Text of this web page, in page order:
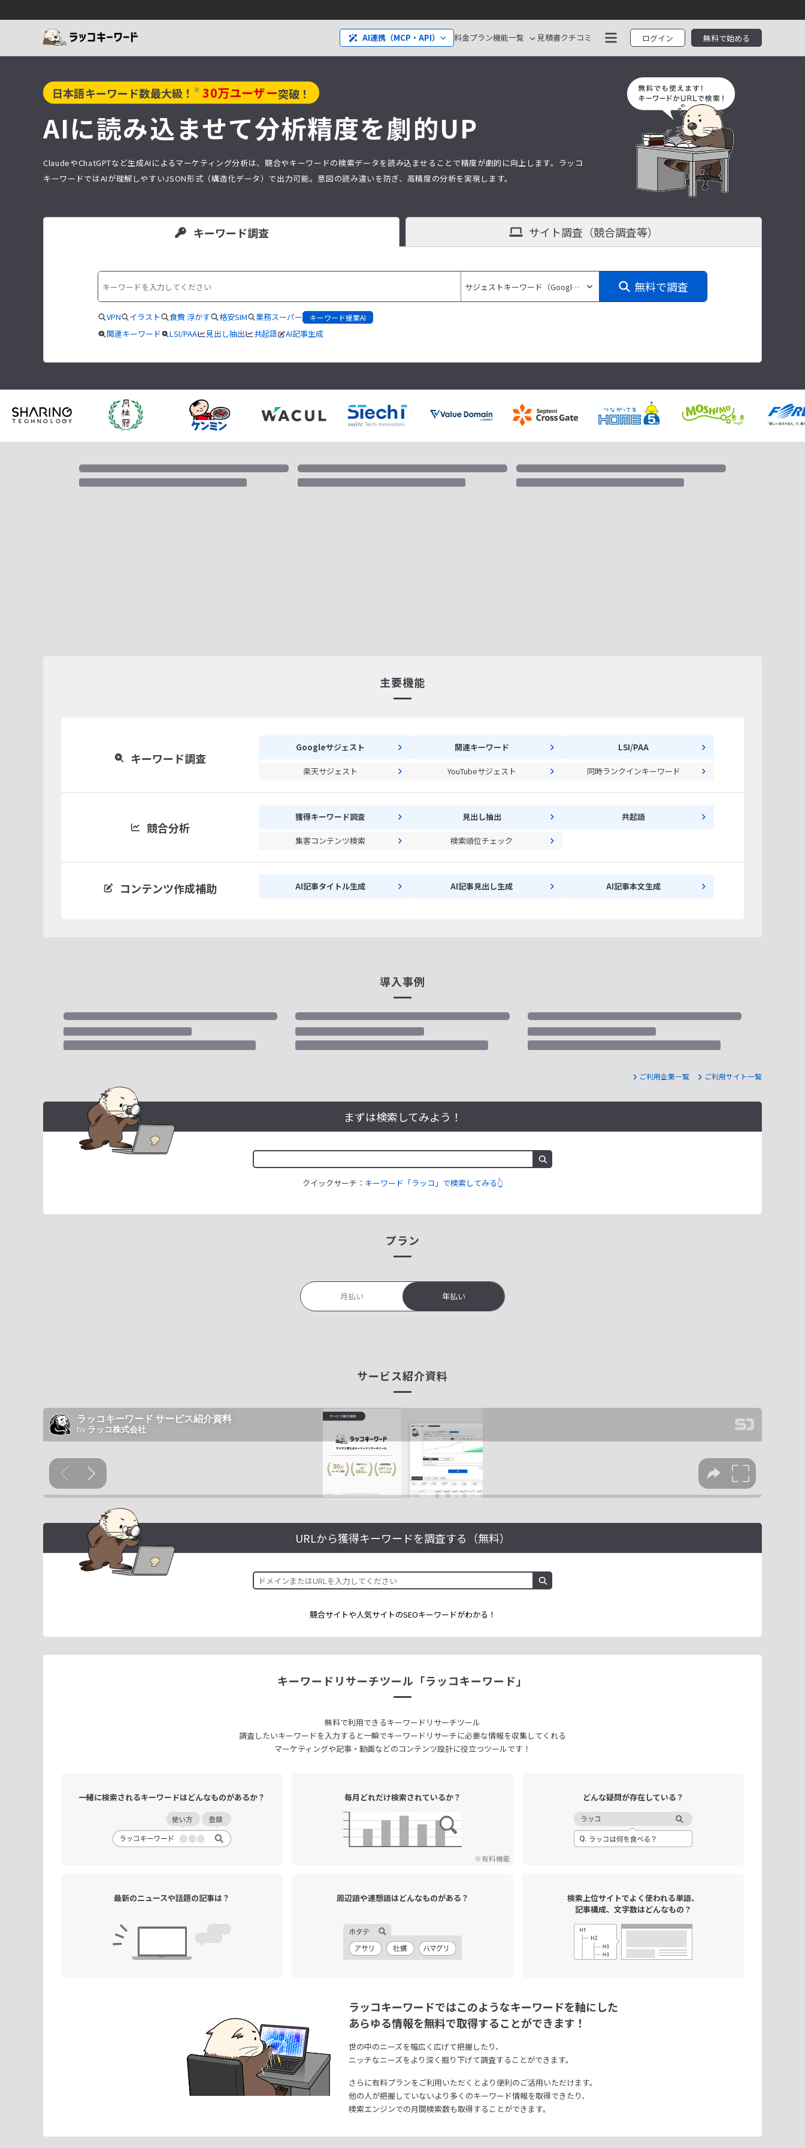
料金プラン機能一覧
AI連携（MCP・API） 見積書クチコミ ログイン 無料で始める
日本語キーワード数最大級！ ※ 30万ユーザー突破！
AIに読み込ませて分析精度を劇的UP
ClaudeやChatGPTなど生成AIによるマーケティング分析は、競合やキーワードの検索データを読み込ませることで精度が劇的に向上します。ラッコ
キーワードではAIが理解しやすいJSON形式（構造化データ）で出力可能。意図の読み違いを防ぎ、高精度の分析を実現します。
キーワード調査 サイト調査 （競合調査等）
無料で調査
VPN イラスト 食費 浮かす 格安SIM 業務スーパー キーワード提案AI
関連キーワード LSI/PAA 見出し抽出 共起語 AI記事生成
主要機能
キーワード調査
Googleサジェスト 関連キーワード LSI/PAA
楽天サジェスト YouTubeサジェスト 同時ランクインキーワード
競合分析
獲得キーワード調査 見出し抽出 共起語
集客コンテンツ検索 検索順位チェック
コンテンツ作成補助 AI記事タイトル生成 AI記事見出し生成 AI記事本文生成
導入事例
ご利用企業一覧 ご利用サイト一覧
まずは検索してみよう！
クイックサーチ： キーワード「ラッコ」で検索してみる👆
プラン
月払い 年払い
サービス紹介資料
URLから獲得キーワードを調査する（無料）
競合サイトや人気サイトのSEOキーワードがわかる！
キーワードリサーチツール 「ラッコキーワード」
無料で利用できるキーワードリサーチツール
調査したいキーワードを入力すると一瞬でキーワードリサーチに必要な情報を収集してくれる
マーケティングや記事・動画などのコンテンツ設計に役立つツールです！
一緒に検索されるキーワードはどんなものがあるか？ 毎月どれだけ検索されているか？
※有料機能
どんな疑問が存在している？
最新のニュースや話題の記事は？ 周辺語や連想語はどんなものがある？ 検索上位サイトでよく使われる単語、
記事構成、文字数はどんなもの？
ラッコキーワードではこのようなキーワードを軸にした
あらゆる情報を無料で取得することができます！
世の中のニーズを幅広く広げて把握したり、
ニッチなニーズをより深く掘り下げて調査することができます。
さらに有料プランをご利用いただくとより便利のご活用いただけます。
他の人が把握していないより多くのキーワード情報を取得できたり、
検索エンジンでの月間検索数も取得することができます。